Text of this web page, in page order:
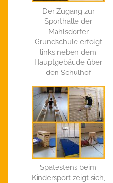
Der Zugang zur
Sporthalle der
Mahlsdorfer
Grundschule erfolgt
links neben dem
Hauptgebäude über
den Schulhof
Spätestens beim
Kindersport zeigt sich,